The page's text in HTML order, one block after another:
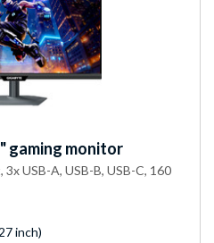
gaming monitor
USB-A, USB-B, USB-C, 160
inch)